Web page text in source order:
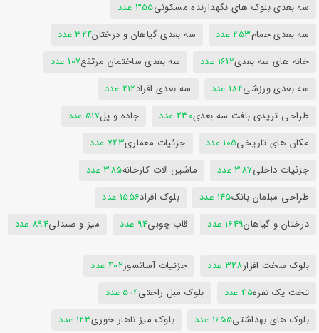
سه بعدی بلوک های نگهدارنده مسکونی355 عدد
سه بعدی حمام253 عدد سه بعدی گیاهان و درختان324 عدد
خانه های سه بعدی1612 عدد سه بعدی ساختمان مرتفع107 عدد
سه بعدی ورزشی184 عدد سه بعدی افراد212 عدد
طراحی تریدی بافت سه بعدی230 عدد جاده و پل517 عدد
مکان های تاریخی105 عدد جزئیات معماری723 عدد
جزئیات داخلی387 عدد ماشین الات کارخانه385 عدد
طراحی مبلمان بانک145 عدد بلوک افراد1556 عدد
درختان و گیاهان1649 عدد قاب چوبی94 عدد میز و صندلی894 عدد
بلوک سخت افزار328 عدد جزئیات آسانسور402 عدد
تخت یک نفره45 عدد بلوک مبل راحتی504 عدد
بلوک های بهداشتی1655 عدد بلوک میز ناهار خوری123 عدد